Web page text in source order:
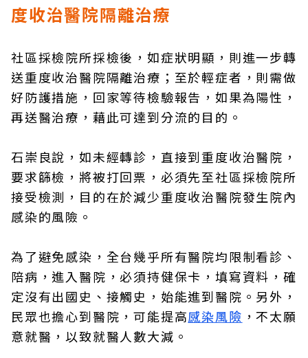
度收治醫院隔離治療
社區採檢院所採檢後，如症狀明顯，則進一步轉
送重度收治醫院隔離治療；至於輕症者，則需做
好防護措施，回家等待檢驗報告，如果為陽性，
再送醫治療，藉此可達到分流的目的。
石崇良說，如未經轉診，直接到重度收治醫院，
要求篩檢，將被打回票，必須先至社區採檢院所
接受檢測，目的在於減少重度收治醫院發生院內
感染的風險。
為了避免感染，全台幾乎所有醫院均限制看診、
陪病，進入醫院，必須持健保卡，填寫資料，確
定沒有出國史、接觸史，始能進到醫院。另外，
民眾也擔心到醫院，可能提高感染風險 ，不太願
意就醫，以致就醫人數大減。